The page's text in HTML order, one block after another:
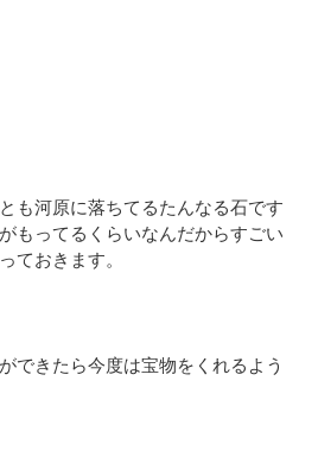
も河原に落ちてるたんなる石です
もってるくらいなんだからすごい
ておきます。
できたら今度は宝物をくれるよう